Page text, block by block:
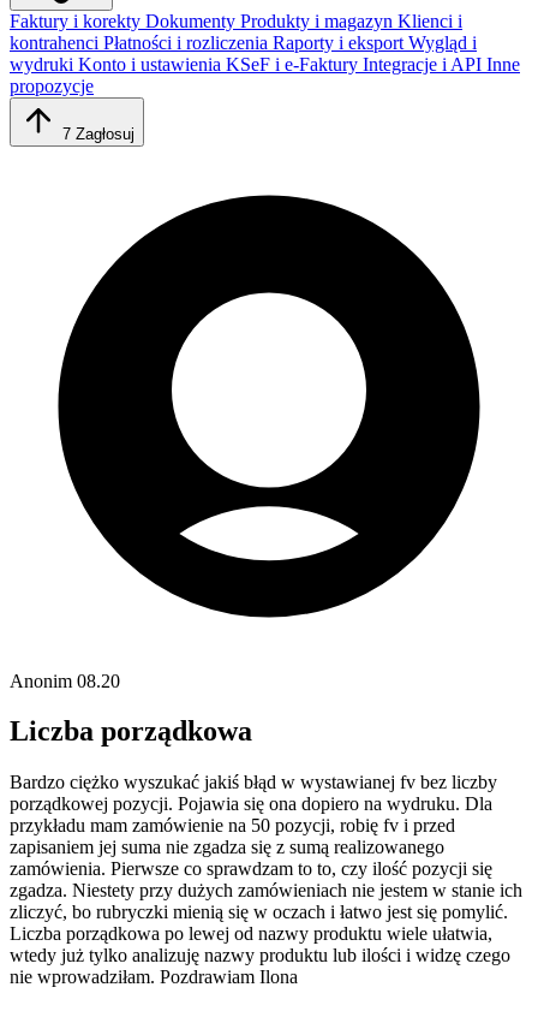
Faktury i korekty Dokumenty Produkty i magazyn Klienci i
kontrahenci Płatności i rozliczenia Raporty i eksport Wygląd i
wydruki Konto i ustawienia KSeF i e-Faktury Integracje i API Inne
propozycje
7 Zagłosuj
Anonim 08.20
Liczba porządkowa
Bardzo ciężko wyszukać jakiś błąd w wystawianej fv bez liczby
porządkowej pozycji. Pojawia się ona dopiero na wydruku. Dla
przykładu mam zamówienie na 50 pozycji, robię fv i przed
zapisaniem jej suma nie zgadza się z sumą realizowanego
zamówienia. Pierwsze co sprawdzam to to, czy ilość pozycji się
zgadza. Niestety przy dużych zamówieniach nie jestem w stanie ich
zliczyć, bo rubryczki mienią się w oczach i łatwo jest się pomylić.
Liczba porządkowa po lewej od nazwy produktu wiele ułatwia,
wtedy już tylko analizuję nazwy produktu lub ilości i widzę czego
nie wprowadziłam. Pozdrawiam Ilona